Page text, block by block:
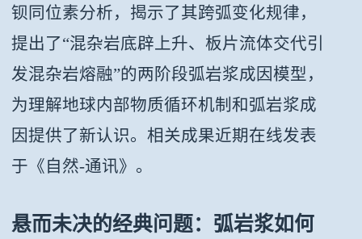
钡同位素分析，揭示了其跨弧变化规律，
提出了“混杂岩底辟上升、板片流体交代引
发混杂岩熔融”的两阶段弧岩浆成因模型，
为理解地球内部物质循环机制和弧岩浆成
因提供了新认识。相关成果近期在线发表
于《自然-通讯》。
悬而未决的经典问题： 弧岩浆如何